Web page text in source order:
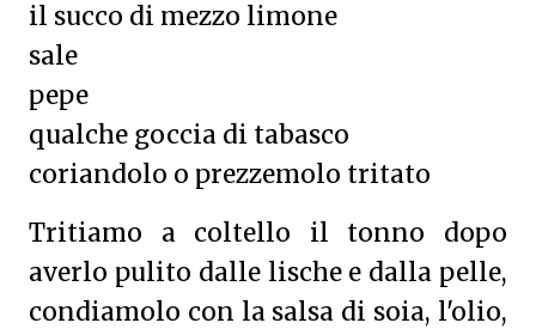
il succo di mezzo limone
sale
pepe
qualche goccia di tabasco
coriandolo o prezzemolo tritato
Tritiamo a coltello il tonno dopo
averlo pulito dalle lische e dalla pelle,
condiamolo con la salsa di soia, l'olio,